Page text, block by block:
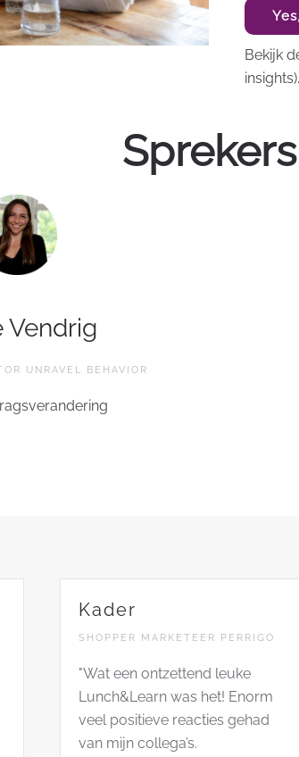
Bekijk
insights).
Vendrig
UNRAVEL BEHAVIOR
Kader
SHOPPER MARKETEER PERRIGO
"Wat een ontzettend leuke
Lunch&Learn was het! Enorm
veel positieve reacties gehad
van mijn collega’s.